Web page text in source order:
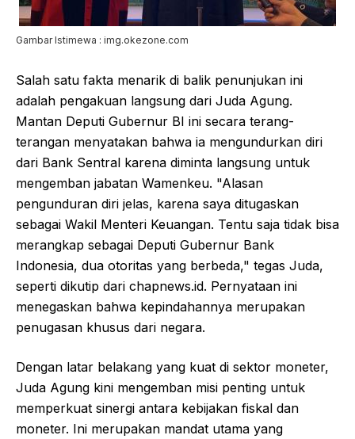
Gambar Istimewa : img.okezone.com
Salah satu fakta menarik di balik penunjukan ini
adalah pengakuan langsung dari Juda Agung.
Mantan Deputi Gubernur BI ini secara terang-
terangan menyatakan bahwa ia mengundurkan diri
dari Bank Sentral karena diminta langsung untuk
mengemban jabatan Wamenkeu. "Alasan
pengunduran diri jelas, karena saya ditugaskan
sebagai Wakil Menteri Keuangan. Tentu saja tidak bisa
merangkap sebagai Deputi Gubernur Bank
Indonesia, dua otoritas yang berbeda," tegas Juda,
seperti dikutip dari chapnews.id. Pernyataan ini
menegaskan bahwa kepindahannya merupakan
penugasan khusus dari negara.
Dengan latar belakang yang kuat di sektor moneter,
Juda Agung kini mengemban misi penting untuk
memperkuat sinergi antara kebijakan fiskal dan
moneter. Ini merupakan mandat utama yang